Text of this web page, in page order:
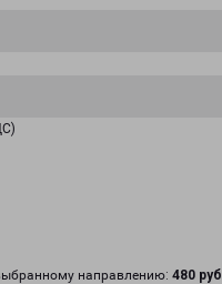
направлению: 480 руб